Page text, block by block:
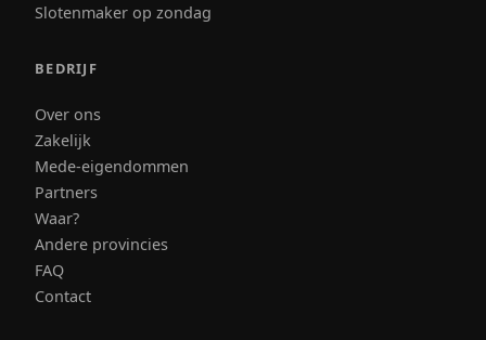
Slotenmaker op zondag
BEDRIJF
Over ons
Zakelijk
Mede-eigendommen
Partners
Waar?
Andere provincies
FAQ
Contact